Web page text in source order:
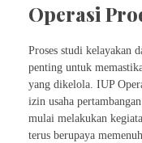
Operasi
Proses studi kelayakan
penting untuk
yang dikelola. IUP
izin usaha
mulai melakukan
terus berupaya